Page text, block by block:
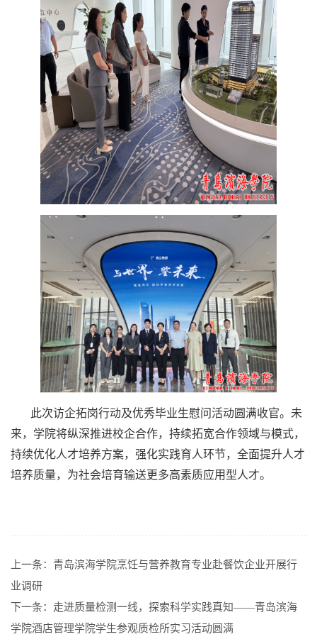
此次访企拓岗行动及优秀毕业生慰问活动圆满收官。 未
来，学院将纵深推进校企合作，持续拓宽合作领域与模式，
持续优化人才培养方案，强化实践育人环节，全面提升人才
培养质量，为社会培育输送更多高素质应用型人才。
上一条： 青岛滨海学院烹饪与营养教育专业赴餐饮企业开展行
业调研
下一条： 走进质量检测一线，探索科学实践真知——青岛滨海
学院酒店管理学院学生参观质检所实习活动圆满